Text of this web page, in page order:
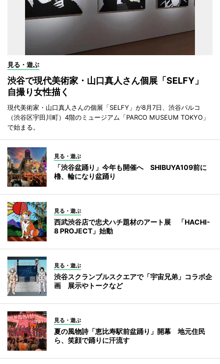
見る・遊ぶ
渋谷で現代美術家・山口真人さん個展「SELFY」
自撮り女性描く
現代美術家・山口真人さんの個展「SELFY」が8月7日、渋谷パルコ
（渋谷区宇田川町）4階のミュージアム「PARCO MUSEUM TOKYO」
で始まる。
見る・遊ぶ
「渋谷盆踊り」今年も開催へ SHIBUYA109前に
櫓、輪になり盆踊り
見る・遊ぶ
西武渋谷店で忠犬ハチ題材のアート展 「HACHI-
8 PROJECT」始動
見る・遊ぶ
渋谷スクランブルスクエアで「宇宙兄弟」コラボ企
画 展示やトークなど
見る・遊ぶ
夏の風物詩「恵比寿駅前盆踊り」開幕 地元住民
ら、笑顔で踊りに汗流す